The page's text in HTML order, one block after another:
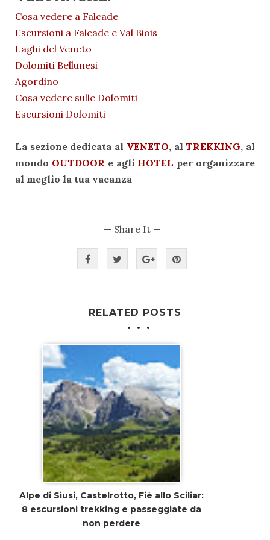
Cosa vedere a Falcade
Escursioni a Falcade e Val Biois
Laghi del Veneto
Dolomiti Bellunesi
Agordino
Cosa vedere sulle Dolomiti
Escursioni Dolomiti
La sezione dedicata al VENETO, alTREKKING, al
mondo OUTDOOR e agli HOTEL per organizzare
al meglio la tua vacanza
— Share It —
RELATED POSTS
Alpe di Siusi, Castelrotto, Fiè allo Sciliar:
8 escursioni trekking e passeggiate da
non perdere